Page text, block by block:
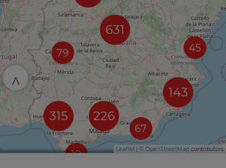
79
631
10
226
315
67
45
143
Leaflet | © OpenStreetMap contributors
^